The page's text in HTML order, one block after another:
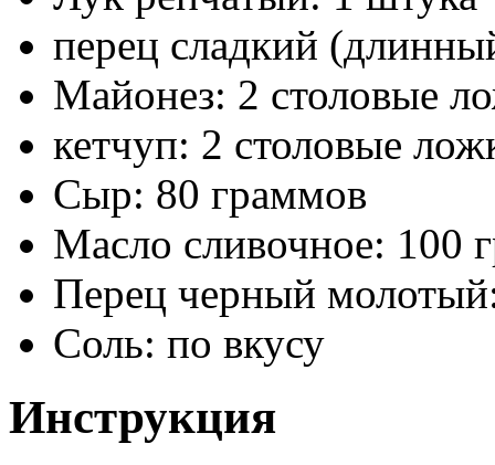
перец сладкий
Майонез: 2 столовые
кетчуп: 2 столовые
Сыр: 80 граммов
Масло сливочное: 100
Перец черный
Соль: по вкусу
Инструкция